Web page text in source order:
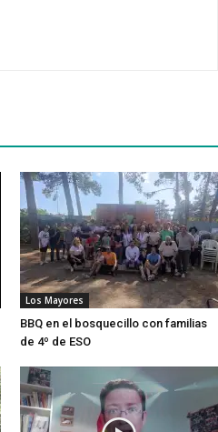
Los Mayores
BBQ en el bosquecillo con familias
de 4º de ESO